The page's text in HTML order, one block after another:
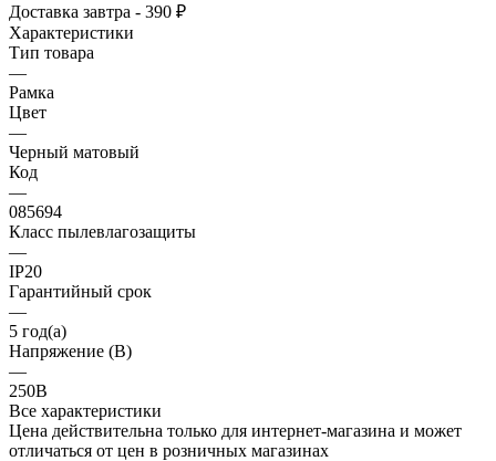
Доставка завтра - 390 ₽
Характеристики
Тип товара
—
Рамка
Цвет
—
Черный матовый
Код
—
085694
Класс пылевлагозащиты
—
IP20
Гарантийный срок
—
5 год(а)
Напряжение (В)
—
250В
Все характеристики
Цена действительна только для интернет-магазина и может
отличаться от цен в розничных магазинах